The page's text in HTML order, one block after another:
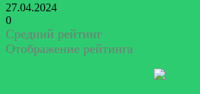
27.04.2024
0
Средний рейтинг
Отображение рейтинга